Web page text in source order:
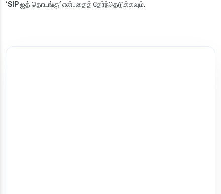
‘SIP ஐத் தொடங்கு’என்பதைத் தேர்ந்தெடுக்கவும்.